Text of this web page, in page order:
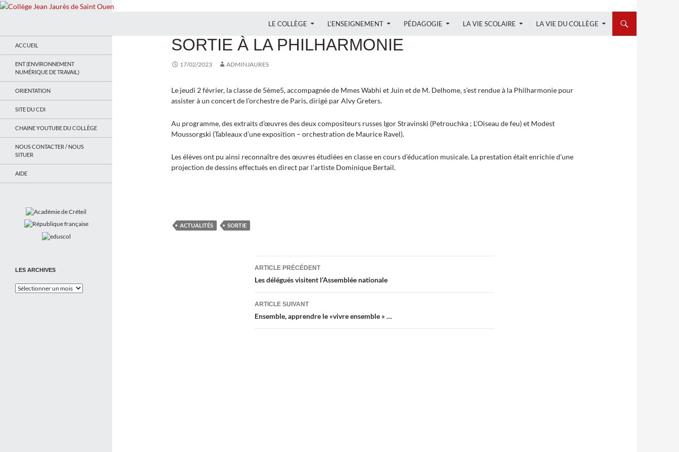
LE COLLÈGE L’ENSEIGNEMENT PÉDAGOGIE LA VIE SCOLAIRE LA VIE DU COLLÈGE
SORTIE À LA PHILHARMONIE
17/02/2023 ADMINJAURES
Le jeudi 2 février, la classe de 5ème5, accompagnée de Mmes Wabhi et Juin et de M. Delhome, s’est rendue à la Philharmonie pour
assister à un concert de l’orchestre de Paris, dirigé par Alvy Greters.
Au programme, des extraits d’œuvres des deux compositeurs russes Igor Stravinski (Petrouchka ; L’Oiseau de feu) et Modest
Moussorgski (Tableaux d’une exposition – orchestration de Maurice Ravel).
Les élèves ont pu ainsi reconnaître des œuvres étudiées en classe en cours d’éducation musicale. La prestation était enrichie d’une
projection de dessins effectués en direct par l’artiste Dominique Bertail.
ACTUALITÉS SORTIE
Navigation
des
articles
ARTICLE PRÉCÉDENT
Les délégués visitent l’Assemblée nationale
ARTICLE SUIVANT
Ensemble, apprendre le «vivre ensemble » …
ACCUEIL
ENT (ENVIRONNEMENT
NUMÉRIQUE DE TRAVAIL)
ORIENTATION
SITE DU CDI
CHAINE YOUTUBE DU COLLÈGE
NOUS CONTACTER / NOUS
SITUER
AIDE
LES ARCHIVES
Les